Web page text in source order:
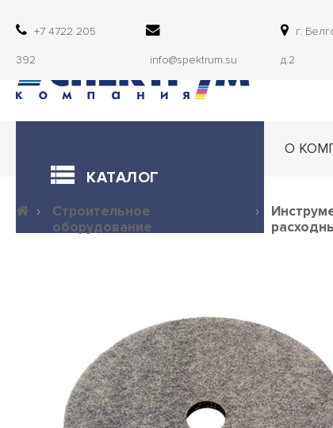
+7 4722 205
392 info@spektrum.su
г.
д.2
КАТАЛОГ
О
Строительное
оборудование